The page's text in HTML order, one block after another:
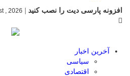
افزونه پارسی دیت را نصب کنید
, 2026
آخرین اخبار
سیاسی
اقتصادی